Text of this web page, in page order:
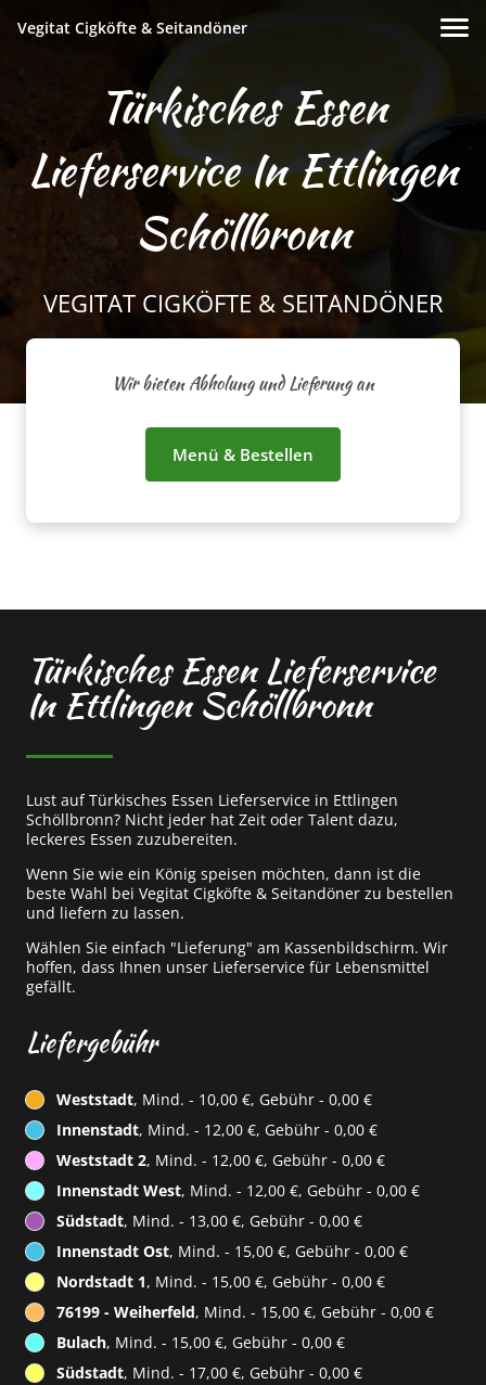
Vegitat Cigköfte & Seitandöner
Türkisches Essen
Lieferservice In Ettlingen
Schöllbronn
VEGITAT CIGKÖFTE & SEITANDÖNER
Wir bieten Abholung und Lieferung an
Menü & Bestellen
Türkisches Essen Lieferservice
In Ettlingen Schöllbronn
Lust auf Türkisches Essen Lieferservice in Ettlingen
Schöllbronn? Nicht jeder hat Zeit oder Talent dazu,
leckeres Essen zuzubereiten.
Wenn Sie wie ein König speisen möchten, dann ist die
beste Wahl bei Vegitat Cigköfte & Seitandöner zu bestellen
und liefern zu lassen.
Wählen Sie einfach "Lieferung" am Kassenbildschirm. Wir
hoffen, dass Ihnen unser Lieferservice für Lebensmittel
gefällt.
Liefergebühr
Weststadt, Mind. - 10,00 €, Gebühr - 0,00 €
Innenstadt, Mind. - 12,00 €, Gebühr - 0,00 €
Weststadt 2, Mind. - 12,00 €, Gebühr - 0,00 €
Innenstadt West, Mind. - 12,00 €, Gebühr - 0,00 €
Südstadt, Mind. - 13,00 €, Gebühr - 0,00 €
Innenstadt Ost, Mind. - 15,00 €, Gebühr - 0,00 €
Nordstadt 1, Mind. - 15,00 €, Gebühr - 0,00 €
76199 - Weiherfeld, Mind. - 15,00 €, Gebühr - 0,00 €
Bulach, Mind. - 15,00 €, Gebühr - 0,00 €
Südstadt, Mind. - 17,00 €, Gebühr - 0,00 €